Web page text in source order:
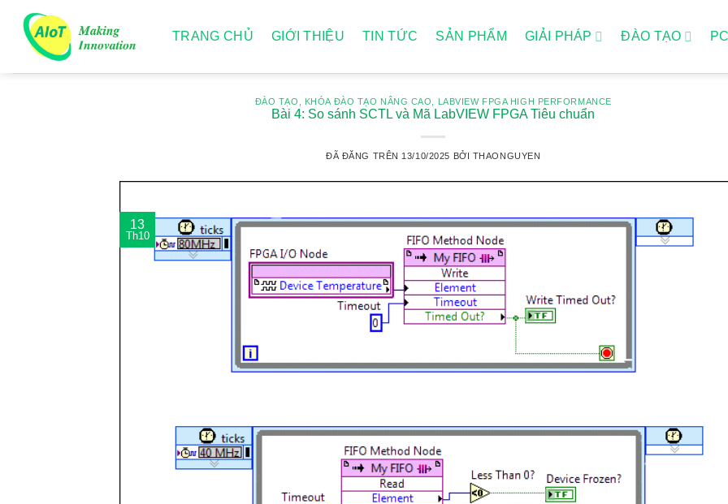
TRANG CHỦ GIỚI THIỆU TIN TỨC SẢN PHẨM GIẢI PHÁP ĐÀO TẠO
ĐÀO TẠO KHÓA ĐÀO TẠO NÂNG CAO LABVIEW FPGA HIGH PERFORMANCE
Bài 4: So sánh SCTL và Mã LabVIEW FPGA Tiêu chuẩn
ĐÃ ĐĂNG TRÊN 13/10/2025 BỞI THAONGUYEN
13
Th10